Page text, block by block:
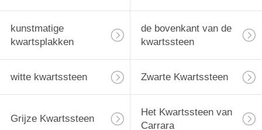
kunstmatige
kwartsplakken
de bovenkant van de
kwartssteen
witte kwartssteen Zwarte Kwartssteen
Grijze Kwartssteen
Het Kwartssteen van
Carrara